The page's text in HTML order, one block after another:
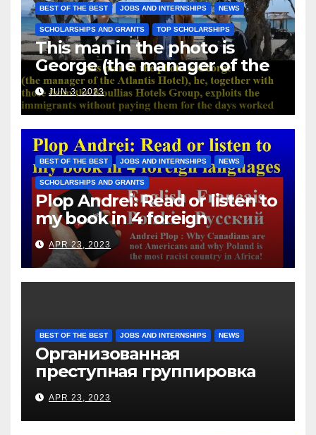
BEST OF THE BEST JOBS AND INTERNSHIPS NEWS
SCHOLARSHIPS AND GRANTS TOP SCHOLARSHIPS
This man in the photo is
George (the manager of the
Atlantis Hotel), he, together
with those from the Koullias
Hotels Group, exploits the
immigrants without paying
them for the days worked
JUN 3, 2023
BEST OF THE BEST JOBS AND INTERNSHIPS NEWS
SCHOLARSHIPS AND GRANTS
Plop Andrei: Read or listen to
my book in 4 foreign
languages
APR 23, 2023
BEST OF THE BEST JOBS AND INTERNSHIPS NEWS
Организованная
преступная группировка
под руководством Игоря
Рижкова (Ryzhkov Ihor) и
Марии Соколовой
APR 23, 2023